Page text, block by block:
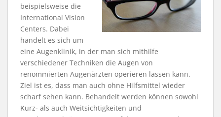
beispielsweise die
International Vision
Centers. Dabei
handelt es sich um
eine Augenklinik, in der man sich mithilfe
verschiedener Techniken die Augen von
renommierten Augenärzten operieren lassen kann.
Ziel ist es, dass man auch ohne Hilfsmittel wieder
scharf sehen kann. Behandelt werden können sowohl
Kurz- als auch Weitsichtigkeiten und